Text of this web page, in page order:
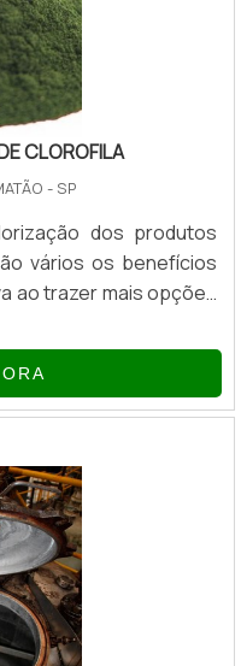
CLOROFILA
- SP
dos produtos
vários os benefícios
ao trazer mais opções
da clorofila A
às plantas, a partir
o corante natural da
de minerais.